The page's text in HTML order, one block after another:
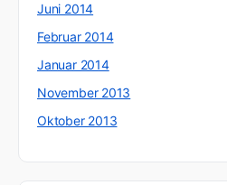
Juni 2014
Februar 2014
Januar 2014
November 2013
Oktober 2013